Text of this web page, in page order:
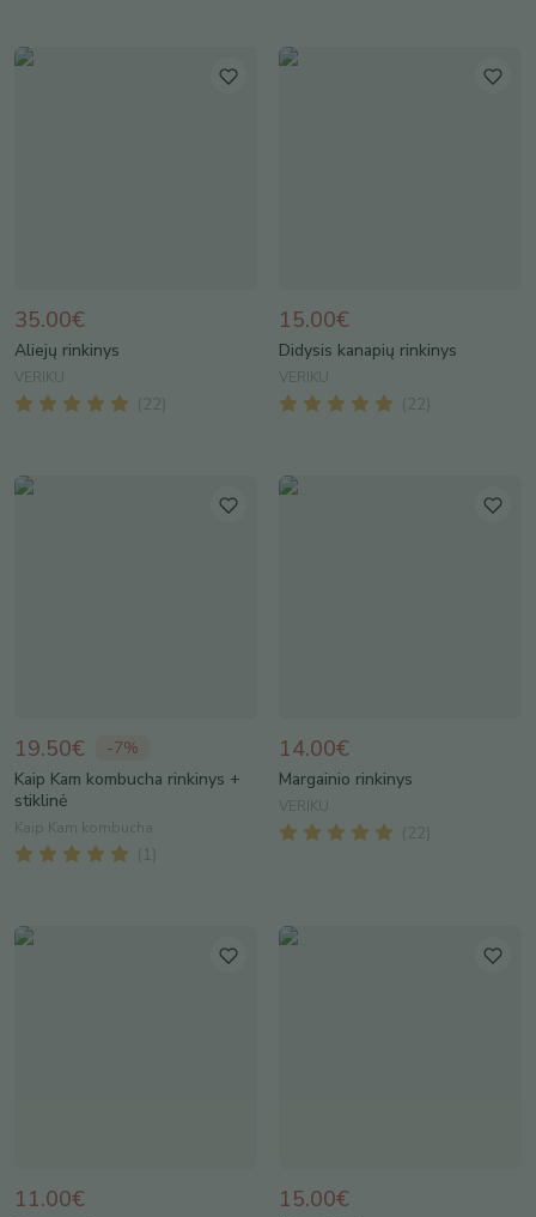
35.00€
Aliejų rinkinys
VERIKU
( 22
15.00€
Didysis kanapių rinkinys
VERIKU
( 22
19.50€ -7%
Kaip Kam kombucha rinkinys +
stiklinė
Kaip Kam kombucha
( 1
14.00€
Margainio rinkinys
VERIKU
( 22
11.00€ 15.00€